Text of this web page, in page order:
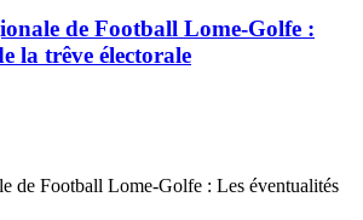
de Football Lome-Golfe :
la trêve électorale
de Football Lome-Golfe : Les éventualités